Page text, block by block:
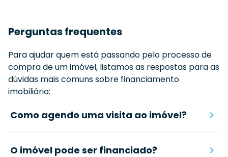
Perguntas frequentes
Para ajudar quem está passando pelo processo de
compra de um imóvel, listamos as respostas para as
dúvidas mais comuns sobre financiamento
imobiliário:
Como agendo uma visita ao imóvel?
O imóvel pode ser financiado?